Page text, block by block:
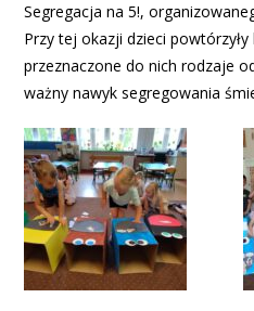
Segregacja na 5!,
Przy tej okazji dzieci
przeznaczone do nich rodzaje
ważny nawyk segregowania